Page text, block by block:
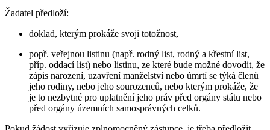
Žadatel předloží:
doklad, kterým prokáže svoji totožnost,
popř. veřejnou listinu (např. rodný list, rodný a křestní list,
příp. oddací list) nebo listinu, ze které bude možné dovodit, že
zápis narození, uzavření manželství nebo úmrtí se týká členů
jeho rodiny, nebo jeho sourozenců, nebo kterým prokáže, že
je to nezbytné pro uplatnění jeho práv před orgány státu nebo
před orgány územních samosprávných celků.